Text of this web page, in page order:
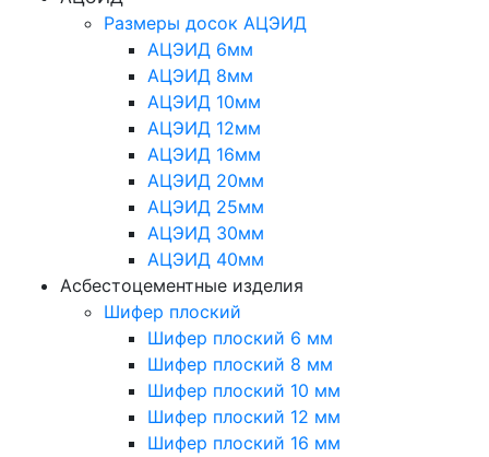
Размеры досок АЦЭИД
АЦЭИД 6мм
АЦЭИД 8мм
АЦЭИД 10мм
АЦЭИД 12мм
АЦЭИД 16мм
АЦЭИД 20мм
АЦЭИД 25мм
АЦЭИД 30мм
АЦЭИД 40мм
Асбестоцементные изделия
Шифер плоский
Шифер плоский 6 мм
Шифер плоский 8 мм
Шифер плоский 10 мм
Шифер плоский 12 мм
Шифер плоский 16 мм